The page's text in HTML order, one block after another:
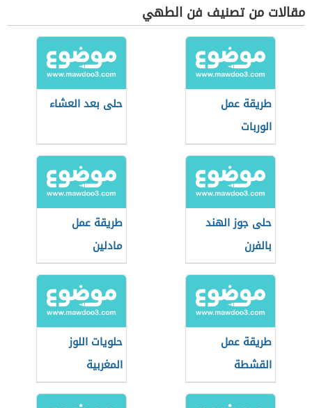
مقالات من تصنيف فن الطهي
طريقة عمل
الوربات
حلى بعد العشاء
حلى جوز الهند
بالفرن
طريقة عمل
مادلين
طريقة عمل
القشطة
حلويات اللوز
المغربية